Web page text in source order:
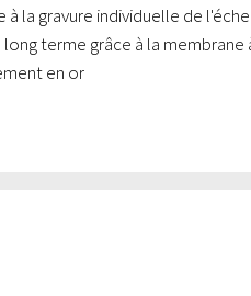
à la gravure individuelle de
terme grâce à la
en or